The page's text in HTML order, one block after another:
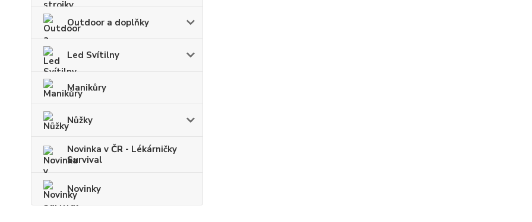
Outdoor a doplňky
Led Svítilny
Manikůry
Nůžky
Novinka v ČR - Lékárničky
Survival
Novinky